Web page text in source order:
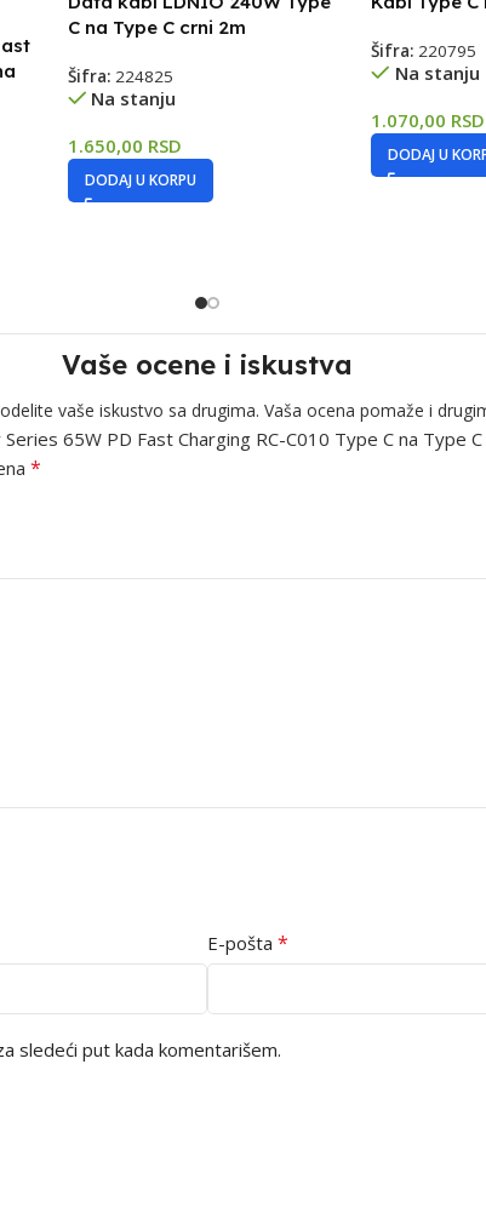
C na Type C crni 2m
Šifra: 224825
Na stanju
1.650,00 RSD
DODAJ U KORPU
Šifra:220795
Na stanju
1.070,00 RSD
DODAJ U
Vaše ocene i iskustva
vaše iskustvo sa drugima. Vaša ocena pomaže i
65W PD Fast Charging RC-C010 Type C na Type C
*
E-pošta *
sledeći put kada komentarišem.